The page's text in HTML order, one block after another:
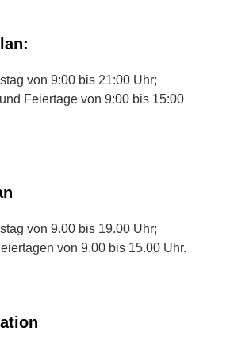
von 9:00 bis 21:00 Uhr;
Feiertage von 9:00 bis 15:00
von 9.00 bis 19.00 Uhr;
von 9.00 bis 15.00 Uhr.